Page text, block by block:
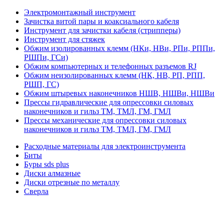
Электромонтажный инструмент
Зачистка витой пары и коаксиального кабеля
Инструмент для зачистки кабеля (стрипперы)
Инструмент для стяжек
Обжим изолированных клемм (НКи, НВи, РПи, РППи,
РШПи, ГСи)
Обжим компьютерных и телефонных разъемов RJ
Обжим неизолированных клемм (НК, НВ, РП, РПП,
РШП, ГС)
Обжим штыревых наконечников НШВ, НШВи, НШВи
Прессы гидравлические для опрессовки силовых
наконечников и гильз ТМ, ТМЛ, ГМ, ГМЛ
Прессы механические для опрессовки силовых
наконечников и гильз ТМ, ТМЛ, ГМ, ГМЛ
Расходные материалы для электроинструмента
Биты
Буры sds plus
Диски алмазные
Диски отрезные по металлу
Сверла